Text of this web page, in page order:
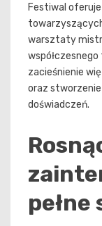
Festiwal
warsztaty
zacieśnienie
oraz
doświadczeń.
pełne